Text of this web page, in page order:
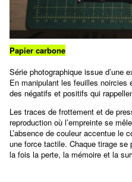
Papier carbone
Série photographique issue d’une
En manipulant les feuilles
des négatifs et positifs qui
Les traces de frottement et de
reproduction où l’empreinte se
L’absence de couleur accentue le
une force tactile. Chaque tirage se
la fois la perte, la mémoire et la